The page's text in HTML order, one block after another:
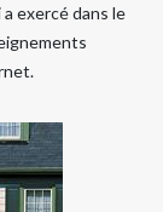
exercé dans le